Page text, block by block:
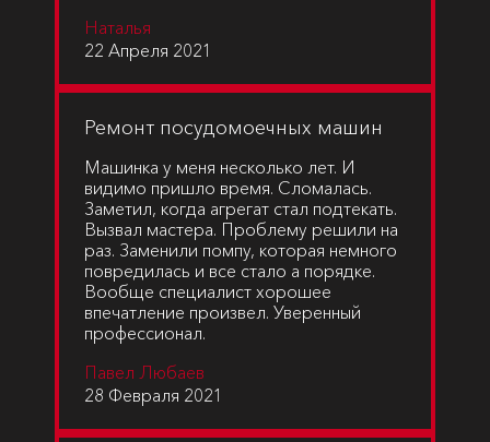
Наталья
22 Апреля 2021
Ремонт посудомоечных машин
Машинка у меня несколько лет. И
видимо пришло время. Сломалась.
Заметил, когда агрегат стал подтекать.
Вызвал мастера. Проблему решили на
раз. Заменили помпу, которая немного
повредилась и все стало а порядке.
Вообще специалист хорошее
впечатление произвел. Уверенный
профессионал.
Павел Любаев
28 Февраля 2021